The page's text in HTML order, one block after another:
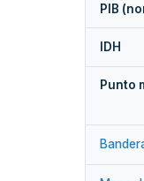
PIB
IDH
Punto